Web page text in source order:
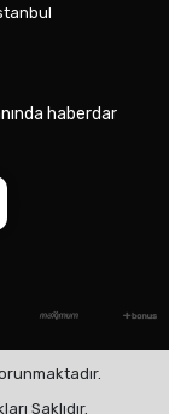
haberdar
Saklıdır.